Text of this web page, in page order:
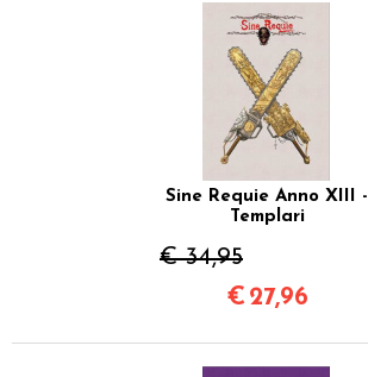
Sine Requie Anno XIII -
Templari
€ 34,95
€ 27,96